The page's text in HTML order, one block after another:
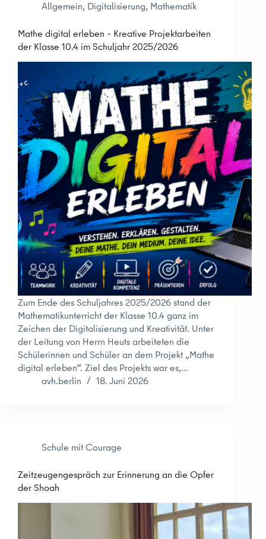
Allgemein, Digitalisierung, Mathematik
Mathe digital erleben – Kreative Projektarbeiten
der Klasse 10.4 im Schuljahr 2025/2026
Zum Ende des Schuljahres 2025/2026 stand der
Mathematikunterricht der Klasse 10.4 ganz im
Zeichen der Digitalisierung und Kreativität. Unter
der Leitung von Herrn Heuts arbeiteten die
Schülerinnen und Schüler an dem Projekt „Mathe
digital erleben“. Ziel des Projekts war es,…
avh.berlin
18. Juni 2026
Schule mit Courage
Zeitzeugengespräch zur Erinnerung an die Opfer
der Shoah